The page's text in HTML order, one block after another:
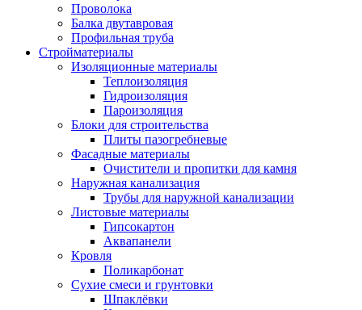
Проволока
Балка двутавровая
Профильная труба
Стройматериалы
Изоляционные материалы
Теплоизоляция
Гидроизоляция
Пароизоляция
Блоки для строительства
Плиты пазогребневые
Фасадные материалы
Очистители и пропитки для камня
Наружная канализация
Трубы для наружной канализации
Листовые материалы
Гипсокартон
Аквапанели
Кровля
Поликарбонат
Сухие смеси и грунтовки
Шпаклёвки